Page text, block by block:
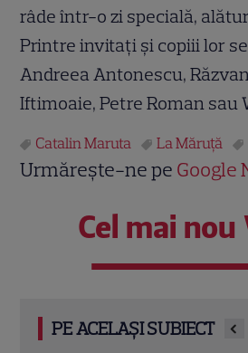
râde într-o zi specială,
Printre invitați și copiii lor
Andreea Antonescu,
Iftimoaie, Petre Roman sau
Catalin Maruta La Măruţă
Urmărește-ne pe Google
Cel mai nou
PE ACELAȘI SUBIECT